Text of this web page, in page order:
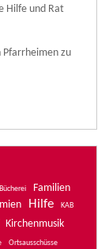
Hilfe und Rat
Pfarrheimen zu
Bücherei Familien
Hilfe KAB
Kirchenmusik
Ortsausschüsse